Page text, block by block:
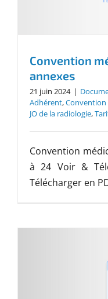
Convention
annexes
21 juin 2024 |
Adhérent,Convention
JO de la radiologie,
Convention
à 24 Voir &
Télécharger en